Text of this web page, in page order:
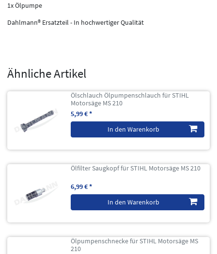
1x Ölpumpe
Dahlmann® Ersatzteil - In hochwertiger Qualität
Ähnliche Artikel
Ölschlauch Ölpumpenschlauch für STIHL
Motorsäge MS 210
5,99 € *
In den Warenkorb
Ölfilter Saugkopf für STIHL Motorsäge MS 210
6,99 € *
In den Warenkorb
Ölpumpenschnecke für STIHL Motorsäge MS
210